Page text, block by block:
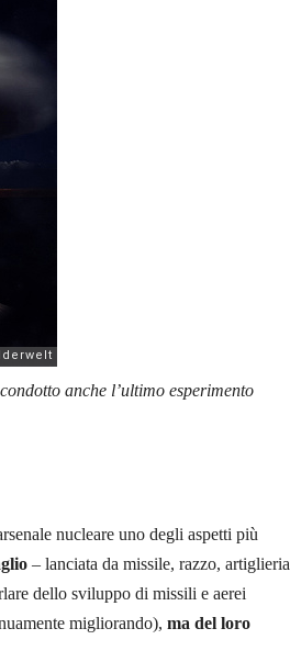
anche l’ultimo esperimento
nucleare uno degli aspetti più
– lanciata da missile, razzo, artiglieria
dello sviluppo di missili e aerei
migliorando), ma del loro